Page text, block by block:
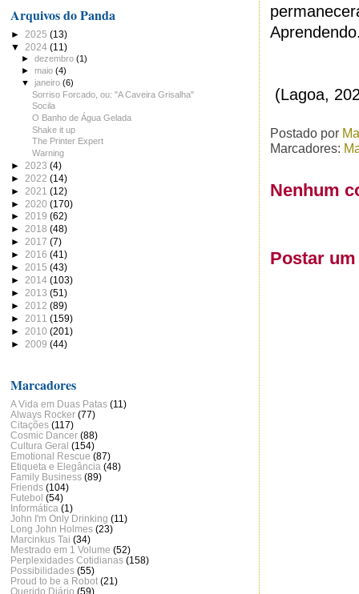
(Lagoa,
Postado por
Marcadores:
Nenhum
Postar
Arquivos do Panda
► 2025 (13)
▼ 2024 (11)
►dezembro(1)
►maio(4)
▼janeiro(6)
Sorriso Forcado, ou: "A Caveira Grisalha"
Socila
O Banho de Água Gelada
Shake it up
The Printer Expert
Warning
► 2023 (4)
► 2022 (14)
► 2021 (12)
► 2020 (170)
► 2019 (62)
► 2018 (48)
► 2017 (7)
► 2016 (41)
► 2015 (43)
► 2014 (103)
► 2013 (51)
► 2012 (89)
► 2011 (159)
► 2010 (201)
► 2009 (44)
Marcadores
A Vida em Duas Patas (11)
Always Rocker (77)
Citações (117)
Cosmic Dancer (88)
Cultura Geral (154)
Emotional Rescue (87)
Etiqueta e Elegância (48)
Family Business (89)
Friends (104)
Futebol (54)
Informática (1)
John I'm Only Drinking (11)
Long John Holmes (23)
Marcinkus Tai (34)
Mestrado em 1 Volume (52)
Perplexidades Cotidianas (158)
Possibilidades (55)
Proud to be a Robot (21)
Querido Diário (59)